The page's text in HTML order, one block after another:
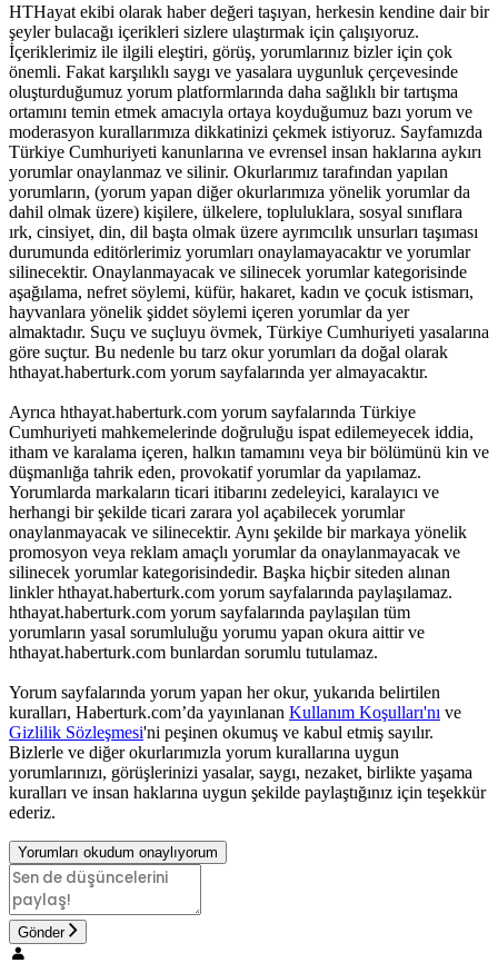
HTHayat ekibi olarak haber değeri taşıyan, herkesin kendine dair bir
şeyler bulacağı içerikleri sizlere ulaştırmak için çalışıyoruz.
İçeriklerimiz ile ilgili eleştiri, görüş, yorumlarınız bizler için çok
önemli. Fakat karşılıklı saygı ve yasalara uygunluk çerçevesinde
oluşturduğumuz yorum platformlarında daha sağlıklı bir tartışma
ortamını temin etmek amacıyla ortaya koyduğumuz bazı yorum ve
moderasyon kurallarımıza dikkatinizi çekmek istiyoruz. Sayfamızda
Türkiye Cumhuriyeti kanunlarına ve evrensel insan haklarına aykırı
yorumlar onaylanmaz ve silinir. Okurlarımız tarafından yapılan
yorumların, (yorum yapan diğer okurlarımıza yönelik yorumlar da
dahil olmak üzere) kişilere, ülkelere, topluluklara, sosyal sınıflara
ırk, cinsiyet, din, dil başta olmak üzere ayrımcılık unsurları taşıması
durumunda editörlerimiz yorumları onaylamayacaktır ve yorumlar
silinecektir. Onaylanmayacak ve silinecek yorumlar kategorisinde
aşağılama, nefret söylemi, küfür, hakaret, kadın ve çocuk istismarı,
hayvanlara yönelik şiddet söylemi içeren yorumlar da yer
almaktadır. Suçu ve suçluyu övmek, Türkiye Cumhuriyeti yasalarına
göre suçtur. Bu nedenle bu tarz okur yorumları da doğal olarak
hthayat.haberturk.com yorum sayfalarında yer almayacaktır.
Ayrıca hthayat.haberturk.com yorum sayfalarında Türkiye
Cumhuriyeti mahkemelerinde doğruluğu ispat edilemeyecek iddia,
itham ve karalama içeren, halkın tamamını veya bir bölümünü kin ve
düşmanlığa tahrik eden, provokatif yorumlar da yapılamaz.
Yorumlarda markaların ticari itibarını zedeleyici, karalayıcı ve
herhangi bir şekilde ticari zarara yol açabilecek yorumlar
onaylanmayacak ve silinecektir. Aynı şekilde bir markaya yönelik
promosyon veya reklam amaçlı yorumlar da onaylanmayacak ve
silinecek yorumlar kategorisindedir. Başka hiçbir siteden alınan
linkler hthayat.haberturk.com yorum sayfalarında paylaşılamaz.
hthayat.haberturk.com yorum sayfalarında paylaşılan tüm
yorumların yasal sorumluluğu yorumu yapan okura aittir ve
hthayat.haberturk.com bunlardan sorumlu tutulamaz.
Yorum sayfalarında yorum yapan her okur, yukarıda belirtilen
kuralları, Haberturk.com’da yayınlanan Kullanım Koşulları'nı ve
Gizlilik Sözleşmesi'ni peşinen okumuş ve kabul etmiş sayılır.
Bizlerle ve diğer okurlarımızla yorum kurallarına uygun
yorumlarınızı, görüşlerinizi yasalar, saygı, nezaket, birlikte yaşama
kuralları ve insan haklarına uygun şekilde paylaştığınız için teşekkür
ederiz.
Yorumları okudum onaylıyorum
Gönder